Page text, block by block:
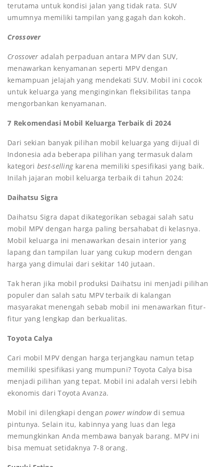
terutama untuk kondisi jalan yang tidak rata. SUV
umumnya memiliki tampilan yang gagah dan kokoh.
Crossover
Crossover adalah perpaduan antara MPV dan SUV,
menawarkan kenyamanan seperti MPV dengan
kemampuan jelajah yang mendekati SUV. Mobil ini cocok
untuk keluarga yang menginginkan fleksibilitas tanpa
mengorbankan kenyamanan.
7 Rekomendasi Mobil Keluarga Terbaik di 2024
Dari sekian banyak pilihan mobil keluarga yang dijual di
Indonesia ada beberapa pilihan yang termasuk dalam
kategori best-sellingkarena memiliki spesifikasi yang baik.
Inilah jajaran mobil keluarga terbaik di tahun 2024:
Daihatsu Sigra
Daihatsu Sigra dapat dikategorikan sebagai salah satu
mobil MPV dengan harga paling bersahabat di kelasnya.
Mobil keluarga ini menawarkan desain interior yang
lapang dan tampilan luar yang cukup modern dengan
harga yang dimulai dari sekitar 140 jutaan.
Tak heran jika mobil produksi Daihatsu ini menjadi pilihan
populer dan salah satu MPV terbaik di kalangan
masyarakat menengah sebab mobil ini menawarkan fitur-
fitur yang lengkap dan berkualitas.
Toyota Calya
Cari mobil MPV dengan harga terjangkau namun tetap
memiliki spesifikasi yang mumpuni? Toyota Calya bisa
menjadi pilihan yang tepat. Mobil ini adalah versi lebih
ekonomis dari Toyota Avanza.
Mobil ini dilengkapi denganpower windowdi semua
pintunya. Selain itu, kabinnya yang luas dan lega
memungkinkan Anda membawa banyak barang. MPV ini
bisa memuat setidaknya 7-8 orang.